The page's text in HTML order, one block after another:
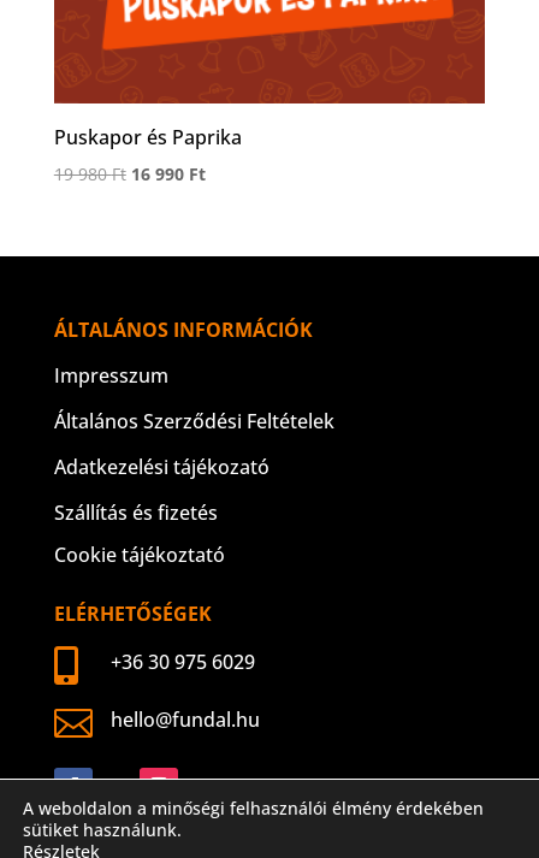
Puskapor és Paprika
19 980Ft Original
19
16 990 FtCurrent
16
ÁLTALÁNOS INFORMÁCIÓK
Impresszum
Általános Szerződési Feltételek
Adatkezelési tájékozató
Szállítás és fizetés
Cookie tájékoztató
ELÉRHETŐSÉGEK
 +36 30 975 6029
 hello@fundal.hu
Követés
Követés
A weboldalon a minőségi felhasználói élmény érdekében
sütiket használunk.
Részletek